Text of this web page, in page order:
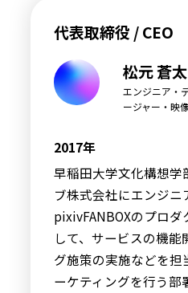
代表取締役 / CEO
松元 蒼
エンジニア・
ージャー・映
2017年
早稲田大学文化構想学
ブ株式会社にエンジニ
pixivFANBOXのプロダ
して、サービスの機能
グ施策の実施などを担
ーケティングを行う部